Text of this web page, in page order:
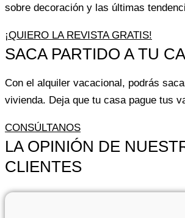
sobre decoración y las últimas
¡QUIERO LA REVISTA GRATIS!
SACA PARTIDO A TU
Con el alquiler vacacional, podrás
vivienda. Deja que tu casa pague tus
CONSÚLTANOS
LA OPINIÓN DE
CLIENTES